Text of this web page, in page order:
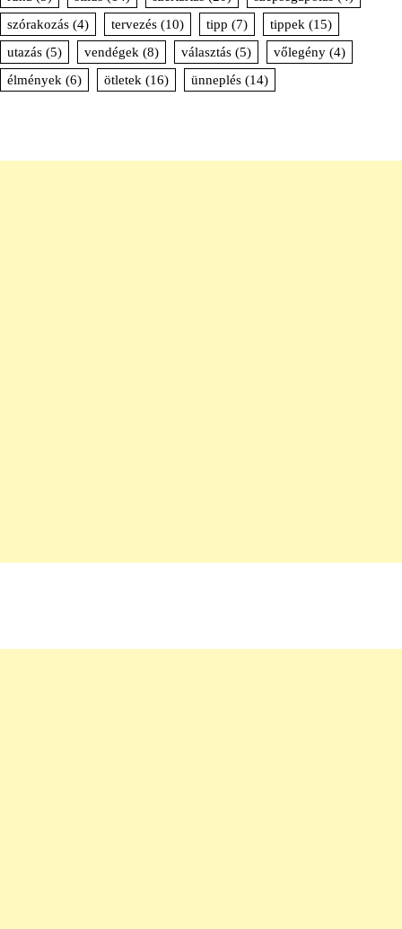
szórakozás (4) tervezés (10) tipp (7) tippek (15)
utazás (5) vendégek (8) választás (5) vőlegény (4)
élmények (6) ötletek (16) ünneplés (14)